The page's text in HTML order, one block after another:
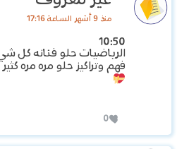
منذ 9 أشهر الساعة 17:16
10:50
الرياضيات حلو فنانه كل
فهم وتراكيز حلو مره مره كثير
0